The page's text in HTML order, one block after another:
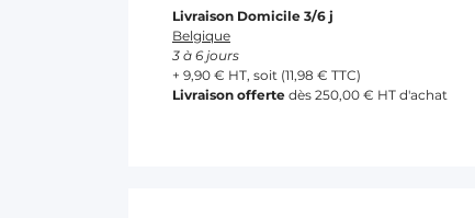
Livraison Domicile 3/6 j
Belgique
3 à 6 jours
+ 9,90 € HT, soit (11,98 € TTC)
Livraison offerte dès 250,00 € HT d'achat